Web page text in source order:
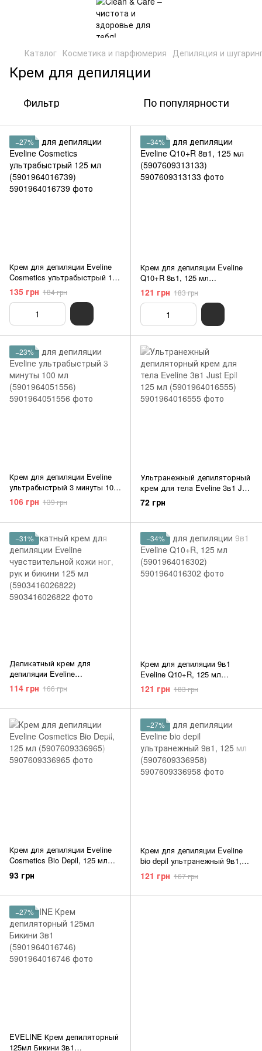
Каталог Косметика и парфюмерия Депиляция и
Крем для депиляции
Фильтр По популярности
−27%
Крем для депиляции Eveline
Cosmetics ультрабыстрый 125
мл (5901964016739)
135 грн 184 грн
−34%
Крем для депиляции Eveline
Q10+R 8в1, 125 мл
(5907609313133)
121 грн 183 грн
−23%
Крем для депиляции Eveline
ультрабыстрый 3 минуты 100
мл (5901964051556)
106 грн 139 грн
Ультранежный депиляторный
крем для тела Eveline 3в1 Just
Epil 125 мл (5901964016555)
72 грн
−31%
Деликатный крем для
депиляции Eveline
чувствительной кожи ног, рук
и бикини 125 мл
114 грн 166 грн
−34%
Крем для депиляции 9в1
Eveline Q10+R, 125 мл
(5901964016302)
121 грн 183 грн
Крем для депиляции Eveline
Cosmetics Bio Depil, 125 мл
(5907609336965)
93 грн
−27%
Крем для депиляции Eveline
bio depil ультранежный 9в1,
125 мл (5907609336958)
121 грн 167 грн
−27%
EVELINE Крем депиляторный
125мл Бикини 3в1